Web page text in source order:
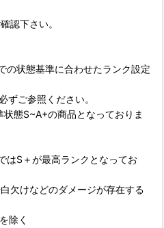
認下さい。
の状態基準に合わせたランク設定
ずご参照ください。
態S~A+の商品となっておりま
はS＋が最高ランクとなってお
欠けなどのダメージが存在する
除く